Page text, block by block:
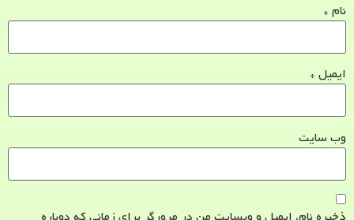
نام *
ایمیل *
وب‌ سایت